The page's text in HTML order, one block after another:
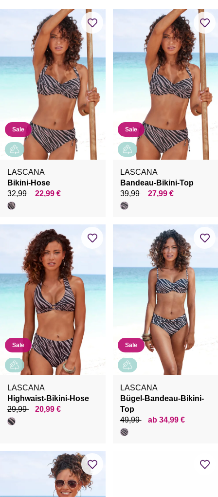
Sale
LASCANA
Bikini-Hose
32,99
22,99 €
Sale
LASCANA
Bandeau-Bikini-Top
39,99
27,99 €
Sale
LASCANA
Highwaist-Bikini-Hose
29,99
20,99 €
Sale
LASCANA
Bügel-Bandeau-Bikini-
Top
49,99
ab 34,99 €